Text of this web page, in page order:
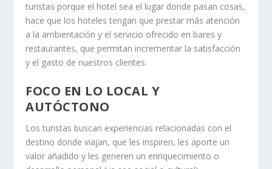
turistas porque el hotel sea el lugar donde pasan cosas,
hace que los hoteles tengan que prestar más atención
a la ambientación y el servicio ofrecido en bares y
restaurantes, que permitan incrementar la satisfacción
y el gasto de nuestros clientes.
FOCO EN LO LOCAL Y
AUTÓCTONO
Los turistas buscan experiencias relacionadas con el
destino donde viajan, que les inspiren, les aporte un
valor añadido y les generen un enriquecimiento o